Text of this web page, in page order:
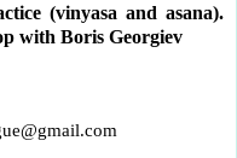
(vinyasa and asana).
with Boris Georgiev